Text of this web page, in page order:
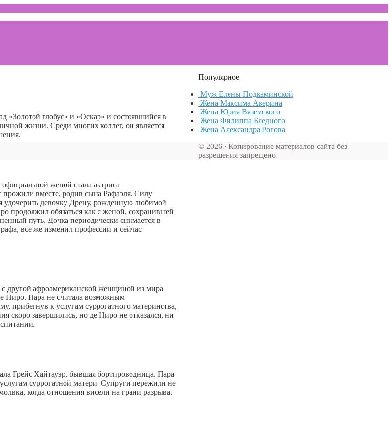
«Золотой глобус» и «Оскар» и состоявшийся в
жизни. Среди многих коллег, он является
женой стала актриса
прожили вместе, родив сына Рафаэля. Силу
удочерить девочку Дрену, рожденную любимой
продолжил обязаться как с женой, сохранившей
путь. Дочка периодически снимается в
все же изменил профессии и сейчас
другой афроамериканской женщиной из мира
Ниро. Пара не считала возможным
прибегнув к услугам суррогатного материнства,
скоро завершились, но де Ниро не отказался, ни
Грейс Хайтауэр, бывшая бортпроводница. Пара
суррогатной матери. Супруги пережили не
когда отношения висели на грани разрыва.
Популярное
Муж Елены Подкаминской
Жена Максима Аверина
Жена Юрия Вяземского
Жена Филиппа Бледного
Жена Александра Рогова
© 2026 · Копирование материалов сайта без
разрешения запрещено